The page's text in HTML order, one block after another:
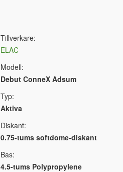
Tillverkare:
ELAC
Modell:
Debut ConneX Adsum
Typ:
Aktiva
Diskant:
0.75-tums softdome-diskant
Bas:
4.5-tums Polypropylene